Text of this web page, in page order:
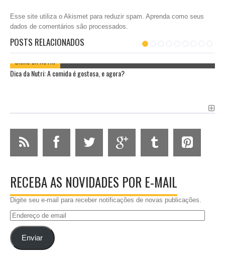
Esse site utiliza o Akismet para reduzir spam. Aprenda como seus
dados de comentários são processados.
POSTS RELACIONADOS
DICAS DA NUTRI
Dica da Nutri: A comida é gostosa, e agora?
RECEBA AS NOVIDADES POR E-MAIL
Digite seu e-mail para receber notificações de novas publicações.
Endereço
emailEnviar